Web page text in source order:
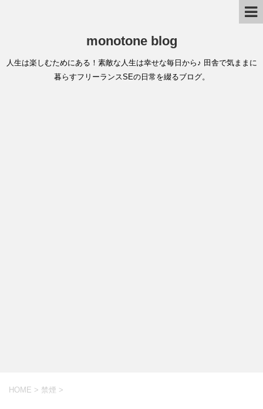
monotone blog
人生は楽しむためにある！素敵な人生は幸せな毎日から♪ 田舎で気ままに
暮らすフリーランスSEの日常を綴るブログ。
HOME > 禁煙 >